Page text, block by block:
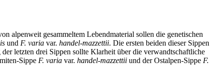
alpenweit gesammeltem Lebendmaterial sollen die genetischen
und F. varia var. handel-mazzettii. Die ersten beiden dieser Sippen
letzten drei Sippen sollte Klarheit über die verwandtschaftliche
Sippe F. varia var. handel-mazzettii und der Ostalpen-Sippe F.